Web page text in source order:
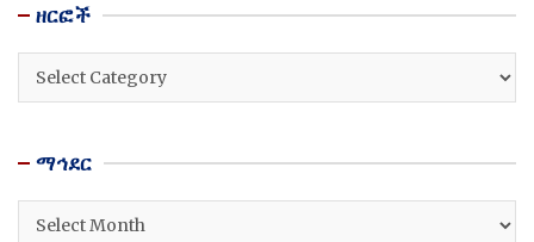
ዘርፎች
ዘርፎች
ማኅደር
ማኅደር